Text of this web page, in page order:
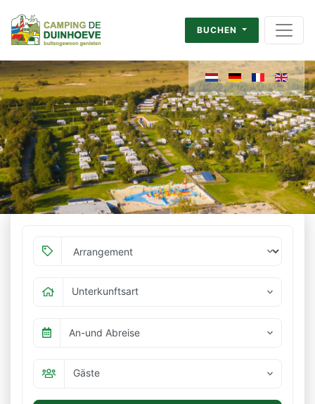
BUCHEN
Unterkunftsart
An-und Abreise
Gäste